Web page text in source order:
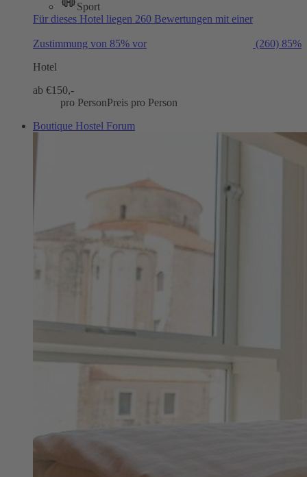
Sport
Für dieses Hotel liegen 260 Bewertungen mit einer
Zustimmung von 85% vor (260) 85%
Hotel
ab €150,-
pro PersonPreis pro Person
Boutique Hostel Forum